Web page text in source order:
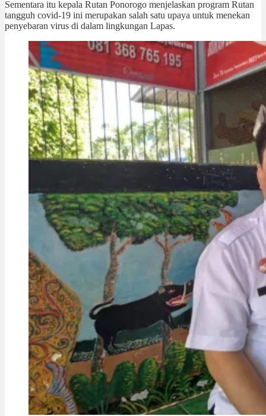
Sementara itu kepala Rutan Ponorogo menjelaskan program Rutan
tangguh covid-19 ini merupakan salah satu upaya untuk menekan
penyebaran virus di dalam lingkungan Lapas.